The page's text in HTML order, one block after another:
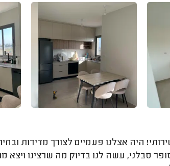
היה אצלנו פעמיים לצורך מדידות
סבלני, עשה לנו בדיוק מה שרצינו